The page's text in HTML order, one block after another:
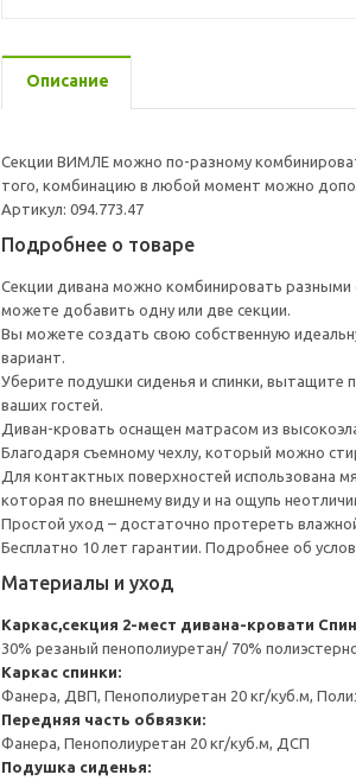
Описание
Секции ВИМЛЕ можно по-разному
того, комбинацию в любой момент можно
Артикул: 094.773.47
Подробнее о товаре
Секции дивана можно комбинировать разными
можете добавить одну или две секции.
Вы можете создать свою собственную
вариант.
Уберите подушки сиденья и спинки, вытащите
ваших гостей.
Диван-кровать оснащен матрасом из
Благодаря съемному чехлу, который можно
Для контактных поверхностей использована
которая по внешнему виду и на ощупь
Простой уход – достаточно протереть
Бесплатно 10 лет гарантии. Подробнее об
Материалы и уход
Каркас,секция 2-мест дивана-кровати
30% резаный пенополиуретан/ 70%
Каркас спинки:
Фанера, ДВП, Пенополиуретан 20 кг/куб.м,
Передняя часть обвязки:
Фанера, Пенополиуретан 20 кг/куб.м, ДСП
Подушка сиденья: